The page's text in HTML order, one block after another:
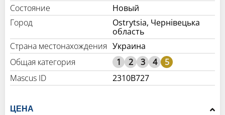
Состояние
Новый
Город
Ostrytsia, Чернівецька
область
Страна местонахождения Украина
1 2 3 4
5
Mascus ID
2310B727
ЦЕНА